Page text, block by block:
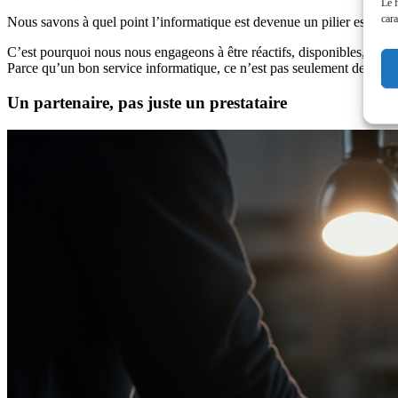
Nous savons à quel point l’informatique est devenue un pilier
C’est pourquoi nous nous engageons à être réactifs, disponibles, et
Parce qu’un bon service informatique, ce n’est pas seulement de la
Un partenaire, pas juste un prestataire